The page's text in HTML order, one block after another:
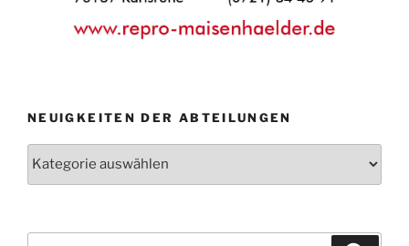
NEUIGKEITEN DER ABTEILUNGEN